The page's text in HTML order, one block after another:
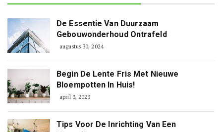
De Essentie Van Duurzaam
Gebouwonderhoud Ontrafeld
augustus 30, 2024
Begin De Lente Fris Met Nieuwe
Bloempotten In Huis!
april 3, 2023
Tips Voor De Inrichting Van Een